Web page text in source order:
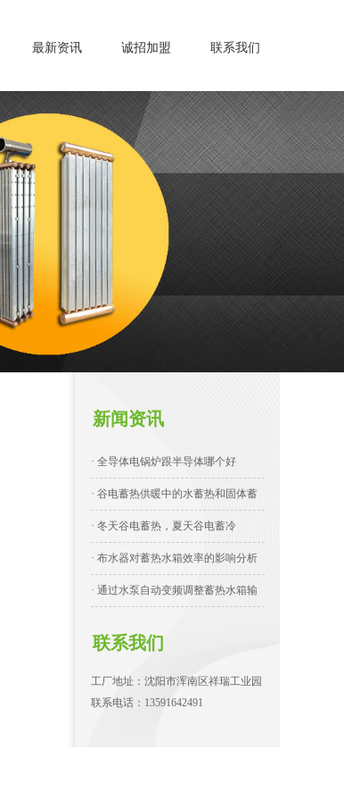
最新资讯 诚招加盟 联系我们
新闻资讯
· 全导体电锅炉跟半导体哪个好
· 谷电蓄热供暖中的水蓄热和固体蓄
· 冬天谷电蓄热，夏天谷电蓄冷
· 布水器对蓄热水箱效率的影响分析
· 通过水泵自动变频调整蓄热水箱输
联系我们
工厂地址：沈阳市浑南区祥瑞工业园
联系电话：13591642491